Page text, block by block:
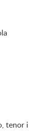
tenor i